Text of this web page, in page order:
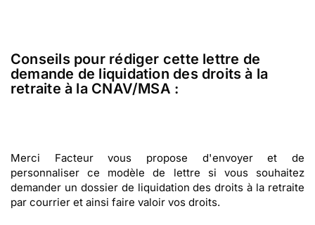
Conseils pour rédiger cette lettre de
demande de liquidation des droits à la
retraite à la CNAV/MSA :
Merci Facteur vous propose d'envoyer et de
personnaliser ce modèle de lettre si vous souhaitez
demander un dossier de liquidation des droits à la retraite
par courrier et ainsi faire valoir vos droits.